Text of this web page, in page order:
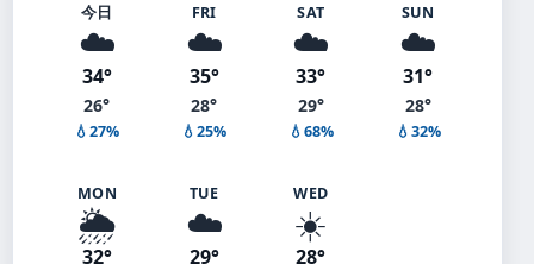
今日
☁️
34°
26°
💧27%
FRI
☁️
35°
28°
💧25%
SAT
☁️
33°
29°
💧68%
SUN
☁️
31°
28°
💧32%
MON
🌦️
32°
TUE
☁️
29°
WED
☀️
28°